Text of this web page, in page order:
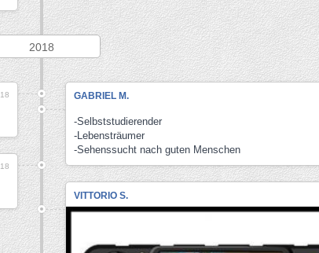
2018
GABRIEL M.
-Selbststudierender
-Lebensträumer
-Sehenssucht nach guten Menschen
VITTORIO S.